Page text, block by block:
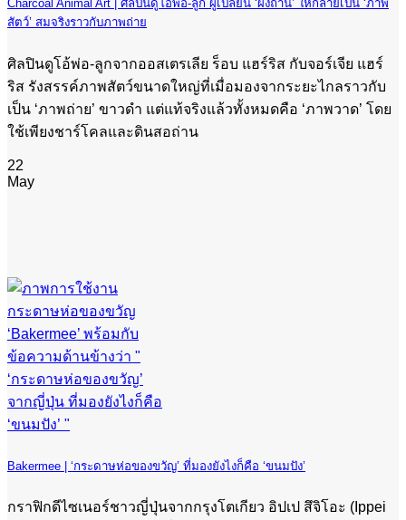
Charcoal Animal Art | ศิลปินดูโอ้พ่อ-ลูก ผู้เปลี่ยน ‘ผงถ่าน’ ให้กลายเป็น ‘ภาพ
สัตว์’ สมจริงราวกับภาพถ่าย
ศิลปินดูโอ้พ่อ-ลูกจากออสเตรเลีย ร็อบ แฮร์ริส กับจอร์เจีย แฮร์
ริส รังสรรค์ภาพสัตว์ขนาดใหญ่ที่เมื่อมองจากระยะไกลราวกับ
เป็น ‘ภาพถ่าย’ ขาวดำ แต่แท้จริงแล้วทั้งหมดคือ ‘ภาพวาด’ โดย
ใช้เพียงชาร์โคลและดินสอถ่าน
22
May
Bakermee | ‘กระดาษห่อของขวัญ’ ที่มองยังไงก็คือ ‘ขนมปัง’
กราฟิกดีไซเนอร์ชาวญี่ปุ่นจากกรุงโตเกียว อิปเป สึจิโอะ (Ippei